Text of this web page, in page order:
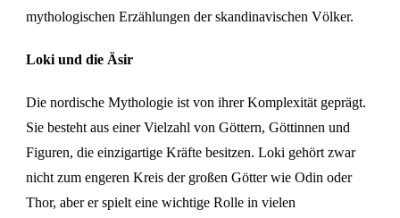
mythologischen Erzählungen der skandinavischen Völker.
Loki und die Äsir
Die nordische Mythologie ist von ihrer Komplexität geprägt.
Sie besteht aus einer Vielzahl von Göttern, Göttinnen und
Figuren, die einzigartige Kräfte besitzen. Loki gehört zwar
nicht zum engeren Kreis der großen Götter wie Odin oder
Thor, aber er spielt eine wichtige Rolle in vielen